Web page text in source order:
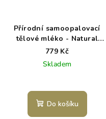
Přírodní samoopalovací
tělové mléko - Natural
Glow
779 Kč
Skladem
Do košíku